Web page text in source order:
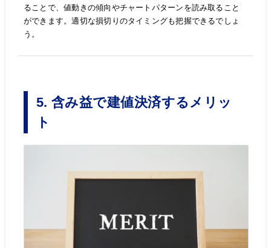
ることで、値動きの傾向やチャートパターンを読み取ること
ができます。適切な損切りのタイミングも把握できるでしょ
う。
5. 含み益で建値決済するメリッ
ト